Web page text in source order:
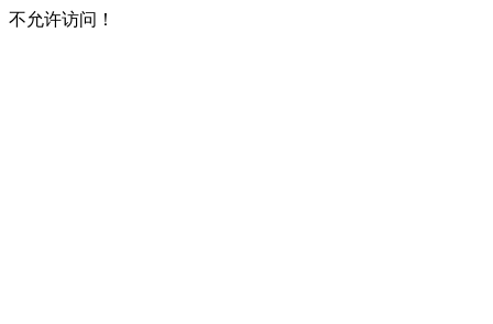
不允许访问！